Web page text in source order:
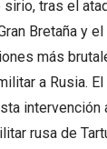
sirio, tras el
Bretaña y
más
a Rusia.
rusa de